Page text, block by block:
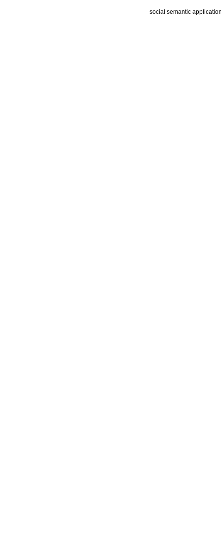
social semantic